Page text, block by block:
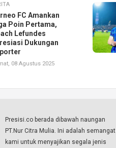
FC Amankan
Poin Pertama,
Lefundes
Dukungan
08 Agustus 2025
Presisi.co berada dibawah naungan
PT.Nur Citra Mulia. Ini adalah semangat
kami untuk menyajikan segala jenis